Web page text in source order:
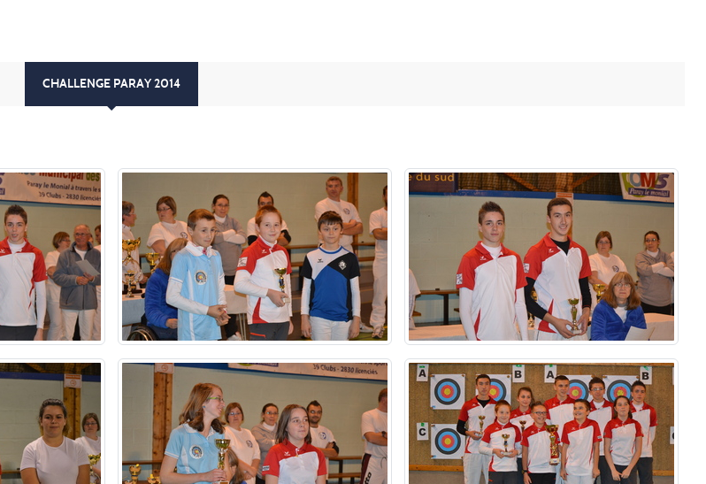
CHALLENGE PARAY 2014